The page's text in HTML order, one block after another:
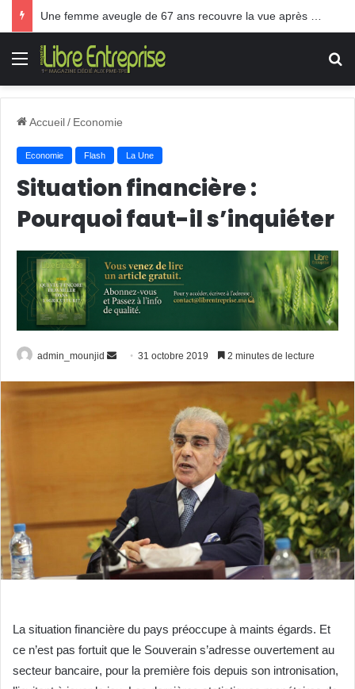
Menu
Accueil/ Economie
Economie Flash La Une
Situation financière :
Pourquoi faut-il s’inquiéter
admin_mounjid
v
c
o
u
31 octobre 2019 2 minutes de lecture
La situation financière du pays préoccupe à maints égards. Et
ce n’est pas fortuit que le Souverain s’adresse ouvertement au
secteur bancaire, pour la première fois depuis son intronisation,